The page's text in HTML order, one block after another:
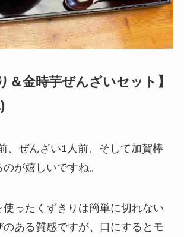
＆金時芋ぜんざいセット】
、ぜんざい1人前、そして加賀棒
が嬉しいですね。
ったくずきりは簡単に切れない
のある質感ですが、口にするとモ